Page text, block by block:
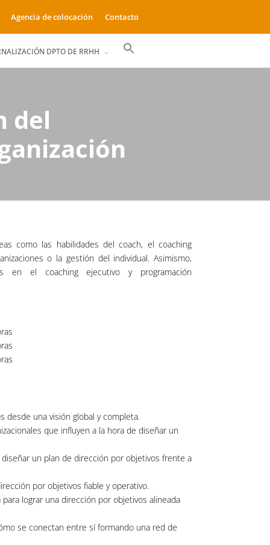
Agencia de colocación Contacto
DPTO DE RRHH
Botón de búsqueda
del
como las habilidades del coach, el coaching
o la gestión del individual. Asimismo,
en el coaching ejecutivo y programación
desde una visión global y completa.
que influyen a la hora de diseñar un
un plan de dirección por objetivos frente a
por objetivos fiable y operativo.
lograr una dirección por objetivos alineada
se conectan entre sí formando una red de